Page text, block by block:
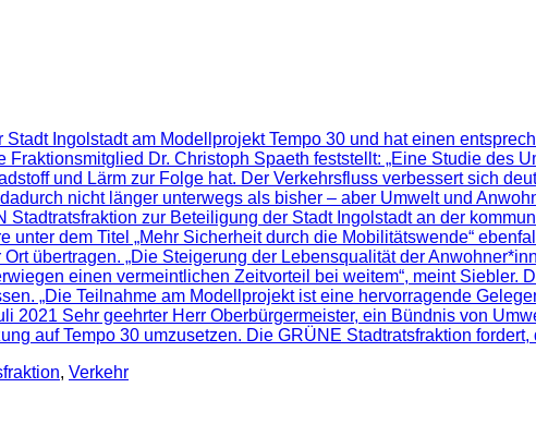
Ingolstadt am Modellprojekt Tempo 30 und hat einen
Dr. Christoph Spaeth feststellt: „Eine Studie des
und Lärm zur Folge hat. Der Verkehrsfluss verbessert sich
nicht länger unterwegs als bisher – aber Umwelt und
zur Beteiligung der Stadt Ingolstadt an der
dem Titel „Mehr Sicherheit durch die Mobilitätswende“
übertragen. „Die Steigerung der Lebensqualität der
einen vermeintlichen Zeitvorteil bei weitem“, meint Siebler.
„Die Teilnahme am Modellprojekt ist eine hervorragende
2021 Sehr geehrter Herr Oberbürgermeister, ein Bündnis von
auf Tempo 30 umzusetzen. Die GRÜNE Stadtratsfraktion
, Verkehr